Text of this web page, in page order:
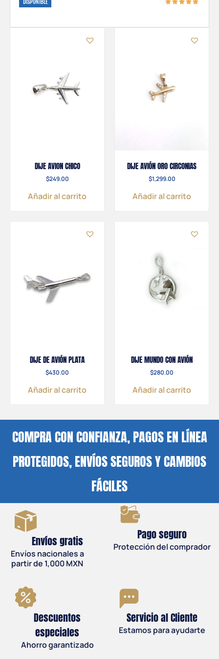
DISPONIBLE
DIJE AVION CHICO
$249.00
Añadir al carrito
DIJE AVIÓN ORO CIRCONIAS
$1,299.00
Añadir al carrito
DIJE DE AVIÓN PLATA
$430.00
Añadir al carrito
DIJE MUNDO CON AVIÓN
$280.00
Añadir al carrito
COMPRA CON CONFIANZA, PAGOS EN LÍNEA
PROTEGIDOS, ENVÍOS SEGUROS Y CAMBIOS
FÁCILES
Envíos gratis
Envíos nacionales a
partir de 1,000 MXN
Pago seguro
Protección del comprador
Descuentos
especiales
Ahorro garantizado
Servicio al Cliente
Estamos para ayudarte